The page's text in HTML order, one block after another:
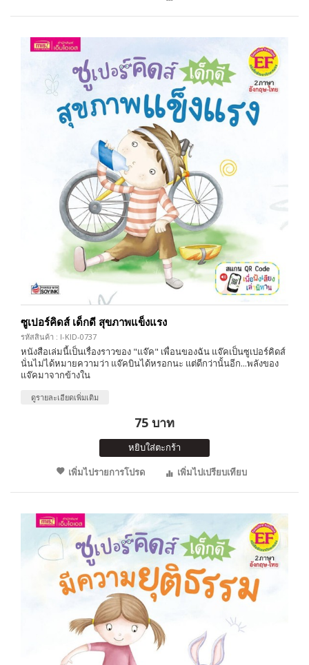
ซูเปอร์คิดส์ เด็กดี สุขภาพแข็งแรง
รหัสสินค้า : I-KID-0737
หนังสือเล่มนี้เป็นเรื่องราวของ "แจ๊ค" เพื่อนของฉัน แจ๊คเป็นซูเปอร์คิดส์
นั่นไม่ได้หมายความว่า แจ๊คบินได้หรอกนะ แต่ดีกว่านั้นอีก...พลังของ
แจ๊คมาจากข้างใน
ดูรายละเอียดเพิ่มเติม
75 บาท
หยิบใส่ตะกร้า
เพิ่มไปรายการโปรด
เพิ่มไปเปรียบเทียบ